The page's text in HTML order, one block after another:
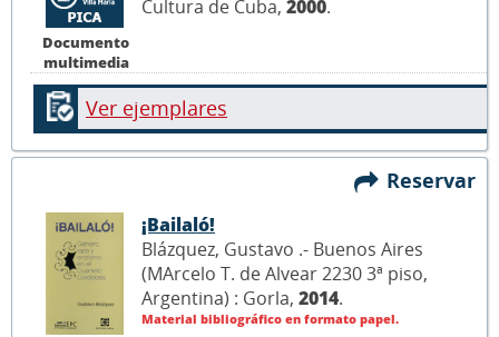
Documento
multimedia
Cultura de Cuba, 2000.
Ver ejemplares
Reservar
¡Bailaló!
Blázquez, Gustavo .- Buenos Aires
(MArcelo T. de Alvear 2230 3ª piso,
Argentina) : Gorla, 2014.
Material bibliográfico en formato papel.